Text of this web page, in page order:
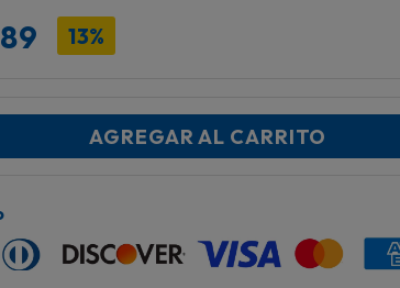
13%
AGREGAR AL CARRITO